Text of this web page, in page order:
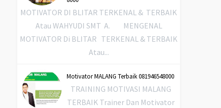
MOTIVATOR DI BLITAR TERKENAL & TERBAIK
Atau WAHYUDI SMT A. MENGENAL
MOTIVATOR Di BLITAR TERKENAL & TERBAIK
Atau...
Motivator MALANG Terbaik 081946548000
TRAINING MOTIVASI MALANG
TERBAIK Trainer Dan Motivator